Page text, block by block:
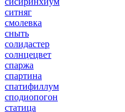
ситняг
смолевка
сныть
солидастер
солнцецвет
спаржа
спартина
спатифиллум
сподиопогон
статица